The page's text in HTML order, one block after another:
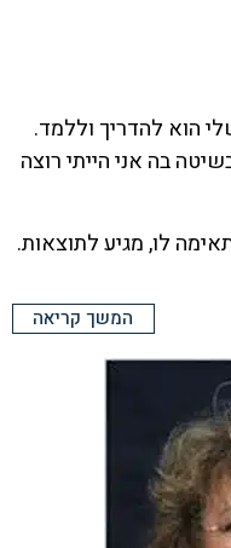
הוא להדריך וללמד.
בה אני הייתי רוצה
לו, מגיע לתוצאות.
המשך קריאה